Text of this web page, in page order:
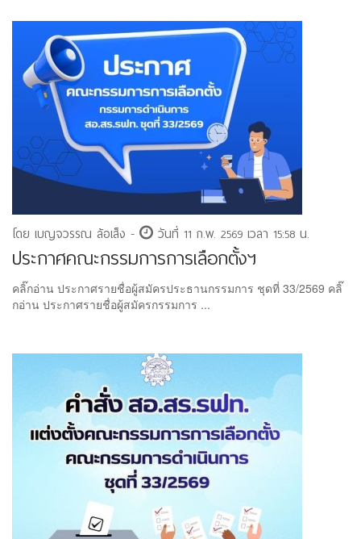
โดย เบญจวรรณ ล้อเส็ง - วันที่ 11 ก.พ. 2569 เวลา 15:58 น.
ประกาศคณะกรรมการการเลือกตั้งฯ
คลิ๊กอ่าน ประกาศรายชื่อผู้สมัครประธานกรรมการ ชุดที่ 33/2569 คลิ๊
กอ่าน ประกาศรายชื่อผู้สมัครกรรมการ ...